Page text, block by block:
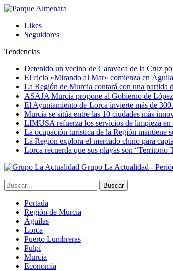
Likes
Seguidores
Tendencias
Detenido un vecino de Caravaca de la Cruz
El ciclo «Mirando al Mar» comienza en
La Región de Murcia contará con una partida
ASAJA Murcia propone al Gobierno de
El Ayuntamiento de Lorca invierte más de
Murcia se sitúa entre las 10 ciudades más
LIMUSA refuerza los servicios de limpieza en
La ocupación turística de la Región mantiene
La Región explora el mercado chino para
Lorca recuerda que sus playas son
Grupo La Actualidad -
Portada
Región de Murcia
Águilas
Lorca
Puerto Lumbreras
Pulpí
Murcia
Economía